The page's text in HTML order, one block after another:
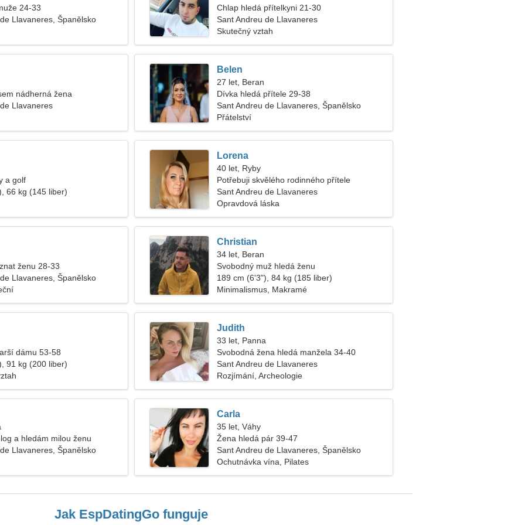
24-33
Llavaneres, Španělsko
Chlap hledá přítelkyni 21-30
Sant Andreu de Llavaneres
Skutečný vztah
nádherná žena
Llavaneres
Belen
27 let, Beran
Dívka hledá přítele 29-38
Sant Andreu de Llavaneres, Španělsko
Přátelství
a golf
66 kg (145 liber)
Lorena
40 let, Ryby
Potřebuji skvělého rodinného přítele
Sant Andreu de Llavaneres
Opravdová láska
ženu 28-33
Llavaneres, Španělsko
Christian
34 let, Beran
Svobodný muž hledá ženu
189 cm (6'3"), 84 kg (185 liber)
Minimalismus, Makramé
dámu 53-58
91 kg (200 liber)
Judith
33 let, Panna
Svobodná žena hledá manžela 34-40
Sant Andreu de Llavaneres
Rozjímání, Archeologie
a hledám milou ženu
Llavaneres, Španělsko
Carla
35 let, Váhy
Žena hledá pár 39-47
Sant Andreu de Llavaneres, Španělsko
Ochutnávka vína, Pilates
Jak EspDatingGo funguje